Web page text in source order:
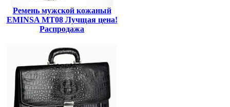
Ремень мужской кожаный
EMINSA MT08 Лучщая цена!
Распродажа